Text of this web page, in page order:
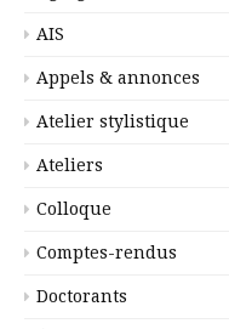
AIS
Appels & annonces
Atelier stylistique
Ateliers
Colloque
Comptes-rendus
Doctorants